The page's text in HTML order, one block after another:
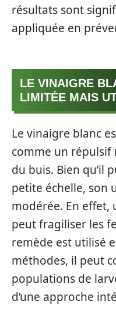
résultats sont
appliquée en
LE VINAIGRE
LIMITÉE MAIS
Le vinaigre blanc
comme un
du buis. Bien qu’il
petite échelle, son
modérée. En effet,
peut fragiliser les
remède est utilisé
méthodes, il peut
populations de
d’une approche